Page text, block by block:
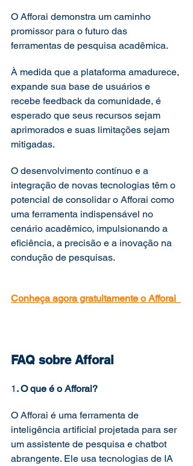
O Afforai demonstra um caminho
promissor para o futuro das
ferramentas de pesquisa acadêmica.
À medida que a plataforma amadurece,
expande sua base de usuários e
recebe feedback da comunidade, é
esperado que seus recursos sejam
aprimorados e suas limitações sejam
mitigadas.
O desenvolvimento contínuo e a
integração de novas tecnologias têm o
potencial de consolidar o Afforai como
uma ferramenta indispensável no
cenário acadêmico, impulsionando a
eficiência, a precisão e a inovação na
condução de pesquisas.
Conheça agora gratuitamente o Afforai
FAQ sobre Afforai
1 . O que é o Afforai?
O Afforai é uma ferramenta de
inteligência artificial projetada para ser
um assistente de pesquisa e chatbot
abrangente. Ele usa tecnologias de IA